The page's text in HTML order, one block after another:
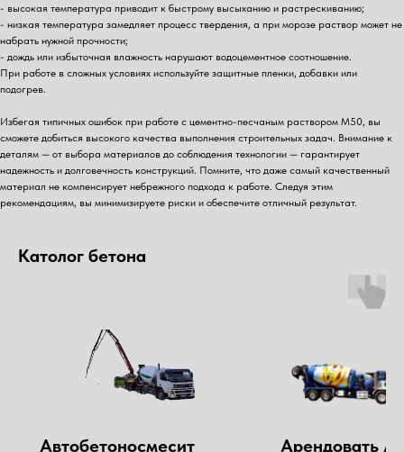
- высокая температура приводит к быстрому высыханию и растрескиванию;
- низкая температура замедляет процесс твердения, а при морозе раствор может не
набрать нужной прочности;
- дождь или избыточная влажность нарушают водоцементное соотношение.
При работе в сложных условиях используйте защитные пленки, добавки или
подогрев.
Избегая типичных ошибок при работе с цементно-песчаным раствором М50, вы
сможете добиться высокого качества выполнения строительных задач. Внимание к
деталям — от выбора материалов до соблюдения технологии — гарантирует
надежность и долговечность конструкций. Помните, что даже самый качественный
материал не компенсирует небрежного подхода к работе. Следуя этим
рекомендациям, вы минимизируете риски и обеспечите отличный результат.
Католог бетона
Автобетоносмесит
Арендовать